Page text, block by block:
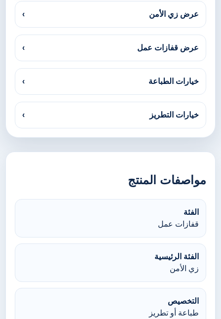
عرض زي الأمن ›
عرض قفازات عمل ›
خيارات الطباعة ›
خيارات التطريز ›
مواصفات المنتج
الفئة
قفازات عمل
الفئة الرئيسية
زي الأمن
التخصيص
طباعة أو تطريز